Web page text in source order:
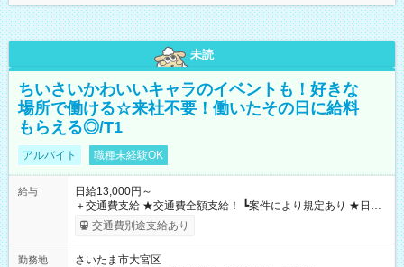
未読
ちいさいかわいいキャラのイベントも！好きな
場所で働ける☆来社不要！働いたその日に給料
もらえる◎/T1
アルバイト 職種未経験OK
給与
日給13,000円～
＋交通費支給 ★交通費全額支給！ ┗案件により規定あり ★日払
いOK！（規定あり） ┗働いたその日に現金GET♪ お仕事後はコ
ンビニATMから 日払い分を引き落とせます！ 【試用期間】試
交通費別途支給あり
勤務地
さいたま市大宮区